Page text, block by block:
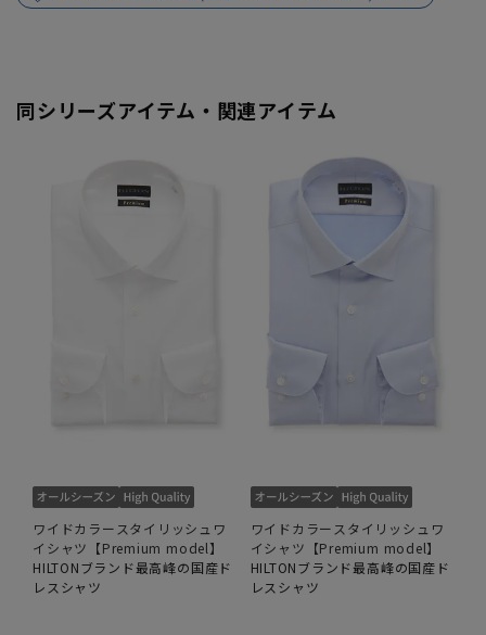
同シリーズアイテム・関連アイテム
ワイドカラースタイリッシュワ
イシャツ【Premium model】
HILTONブランド最高峰の国産ド
レスシャツ
ワイドカラースタイリッシュワ
イシャツ【Premium model】
HILTONブランド最高峰の国産ド
レスシャツ